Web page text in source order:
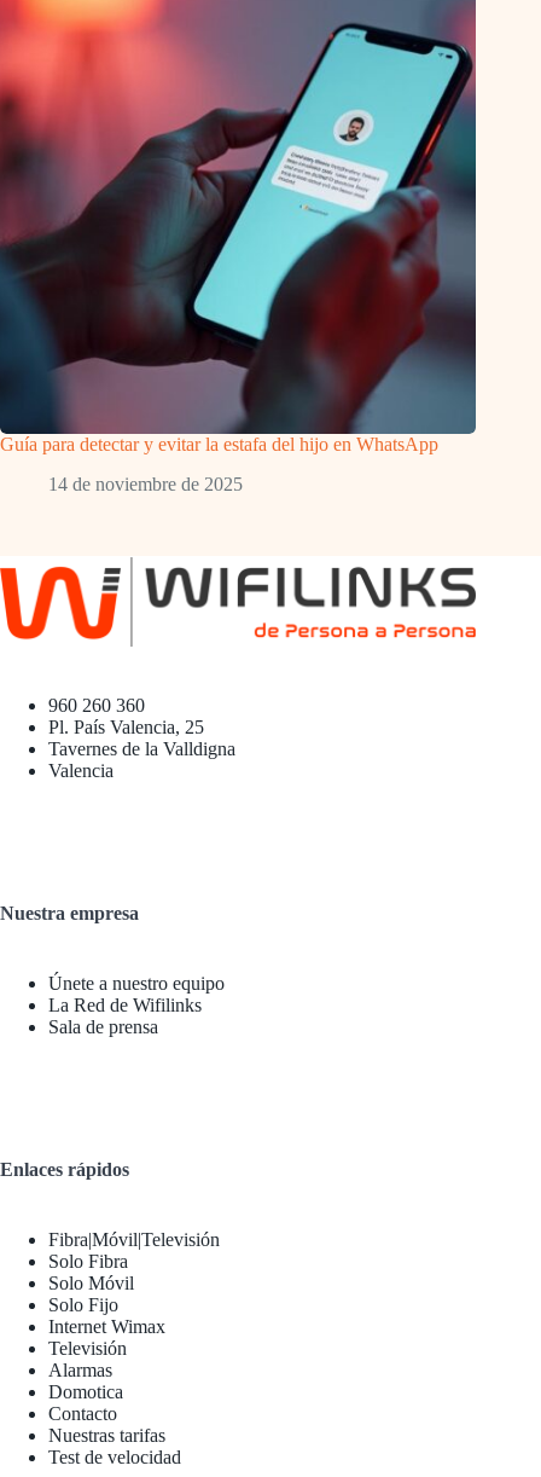
Guía para detectar y evitar la estafa del hijo en WhatsApp
14 de noviembre de 2025
960 260 360
Pl. País Valencia, 25
Tavernes de la Valldigna
Valencia
Nuestra empresa
Únete a nuestro equipo
La Red de Wifilinks
Sala de prensa
Enlaces rápidos
Fibra|Móvil|Televisión
Solo Fibra
Solo Móvil
Solo Fijo
Internet Wimax
Televisión
Alarmas
Domotica
Contacto
Nuestras tarifas
Test de velocidad